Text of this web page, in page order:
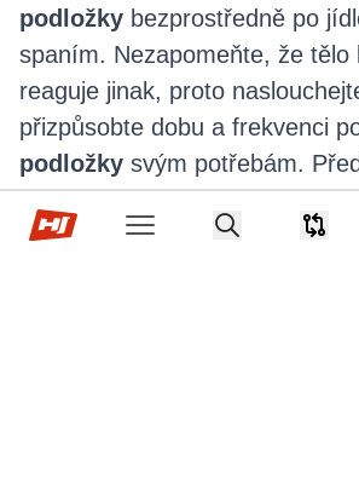
Hop-Sport.cz
Open menu
Search
podložky bezprostředně po
spaním. Nezapomeňte, že tělo
reaguje jinak, proto
přizpůsobte dobu a frekvenci
podložky svým potřebám.
akupresurní podložkyse
poradit se s lékařem, zejména